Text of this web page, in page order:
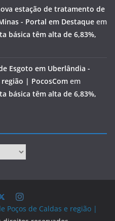
estação de tratamento de
- Portal em Destaque em
básica têm alta de 6,83%,
Esgoto em Uberlândia -
| PocosCom em
básica têm alta de 6,83%,
Poços de Caldas e região |